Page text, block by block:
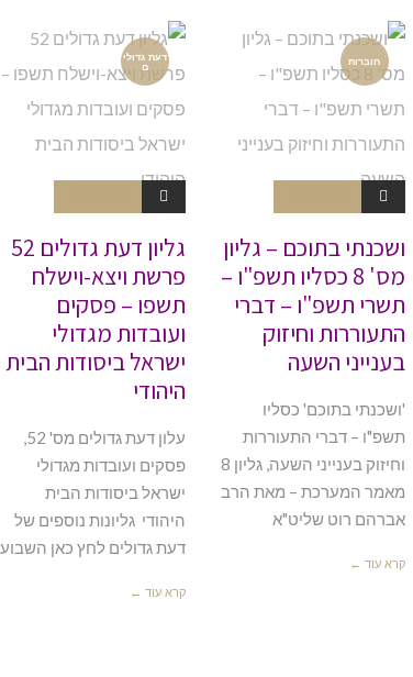
חוברות
ושכנתי בתוכם – גליון
מס' 8 כסליו תשפ"ו –
תשרי תשפ"ו – דברי
התעוררות וחיזוק
בענייני השעה
'ושכנתי בתוכם' כסליו
תשפ"ו – דברי התעוררות
וחיזוק בענייני השעה, גליון 8
מאמר המערכת – מאת הרב
אברהם רוט שליט"א
קרא עוד ←
דעת גדולי
ם
גליון דעת גדולים 52
פרשת ויצא-וישלח
תשפו – פסקים
ועובדות מגדולי
ישראל ביסודות הבית
היהודי
פסקים ועובדות מגדולי
ישראל ביסודות הבית
היהודי גליונות נוספים של
דעת גדולים לחץ כאן השבוע
קרא עוד ←